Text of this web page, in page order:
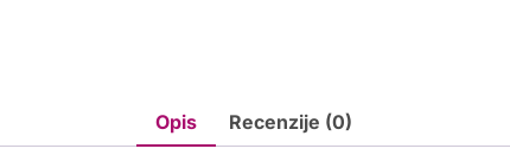
Opis Recenzije (0)